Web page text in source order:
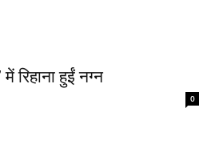
रिहाना हुईं नग्न
0